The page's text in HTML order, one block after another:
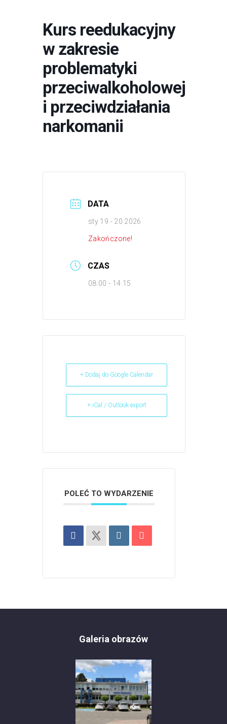
Kurs reedukacyjny
w zakresie
problematyki
przeciwalkoholowej
i przeciwdziałania
narkomanii
DATA
sty 19 - 20 2026
Zakończone!
CZAS
08:00 - 14:15
+ Dodaj do Google Calendar
+ iCal / Outlook export
POLEĆ TO WYDARZENIE
Galeria obrazów